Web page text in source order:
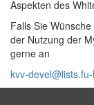
Aspekten des
Falls Sie
der Nutzung der
gerne an
kvv-